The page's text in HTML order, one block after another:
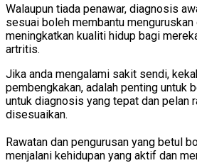
Walaupun tiada penawar, diagnosis
sesuai boleh membantu menguruskan
meningkatkan kualiti hidup bagi
artritis.
Jika anda mengalami sakit sendi,
pembengkakan, adalah penting untuk
untuk diagnosis yang tepat dan pelan
disesuaikan.
Rawatan dan pengurusan yang betul
menjalani kehidupan yang aktif dan